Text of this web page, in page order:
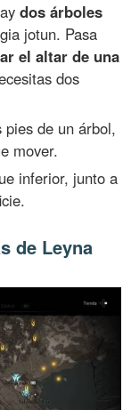
dos árboles
jotun. Pasa
el altar de una
dos
de un árbol,
mover.
inferior, junto a
de Leyna